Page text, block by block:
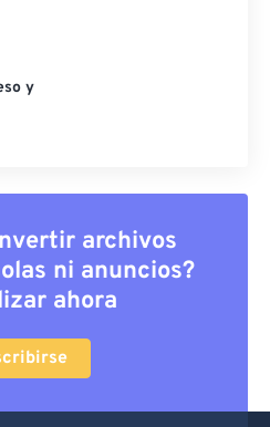
y
archivos
ni anuncios?
ahora